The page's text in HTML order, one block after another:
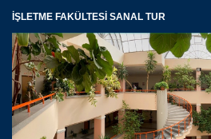
İŞLETME FAKÜLTESİ SANAL TUR